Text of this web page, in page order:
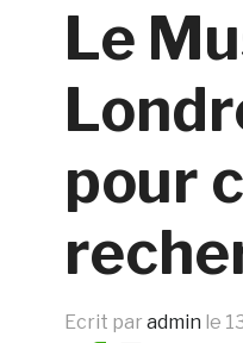
Le
pour
Ecrit par admin le